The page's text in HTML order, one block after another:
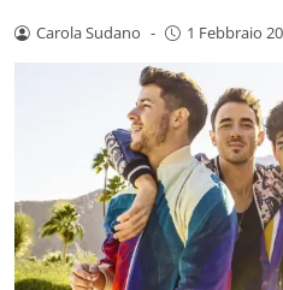
Carola Sudano - 1 Febbraio